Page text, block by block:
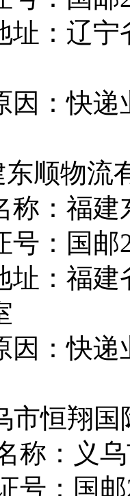
：辽宁
：快递
顺物流
：福建
：国邮
：福建
：快递
恒翔国
：义乌
：国邮